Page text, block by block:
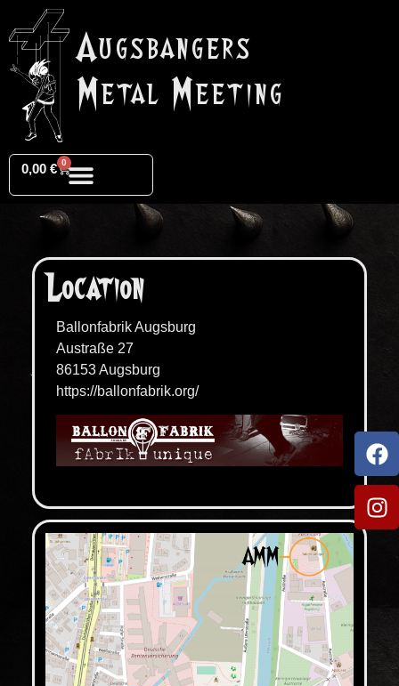
Augsbangers
Metal Meeting
0,00 € 0
Location
Ballonfabrik Augsburg
Austraße 27
86153 Augsburg
https://ballonfabrik.org/